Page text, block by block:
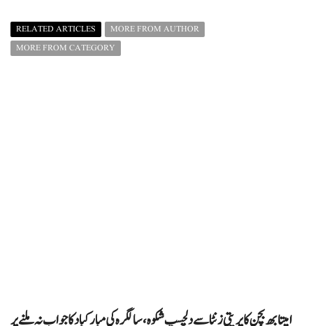
RELATED ARTICLES
MORE FROM AUTHOR
MORE FROM CATEGORY
امیتابھ بچن کا پریتی زنٹا سے دلچسپ شکوہ، سالگرہ کی مبارکباد کا جواب نہ ملنے پر